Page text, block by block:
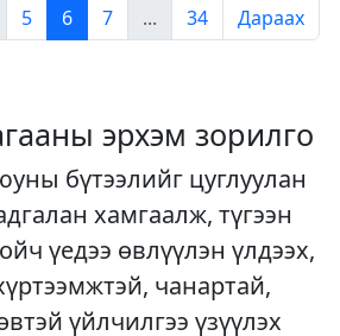
5 6 7 ... 34 Дараах
эрхэм зорилго
бүтээлийг цуглуулан
хамгаалж, түгээн
үедээ өвлүүлэн үлдээх,
чанартай,
үйлчилгээ үзүүлэх